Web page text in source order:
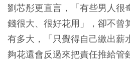
劉芯彤更直言，「有些男人很
錢很大、很好花用」，卻不曾
有多大，「只覺得自己繳出薪
夠花還會反過來把責任推給管